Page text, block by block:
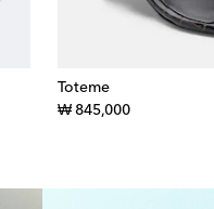
Toteme
₩ 845,000original price